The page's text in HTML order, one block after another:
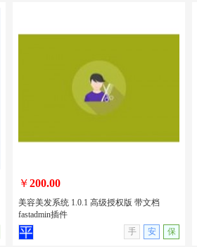
排班管理系统 1.0.0 高级授权版 带文档
无演示
￥200.00
美容美发系统 1.0.1 高级授权版 带文档
fastadmin插件
手
安 保